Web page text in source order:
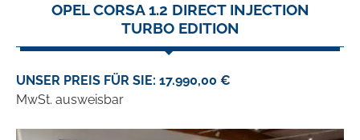
OPEL CORSA 1.2 DIRECT INJECTION
TURBO EDITION
UNSER PREIS FÜR SIE: 17.990,00 €
MwSt. ausweisbar